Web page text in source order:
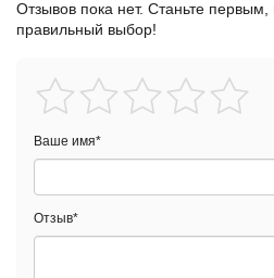
Отзывов пока нет. Станьте первым,
правильный выбор!
Ваше имя*
Отзыв*